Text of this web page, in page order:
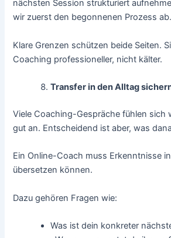
nächsten Session strukturiert
wir zuerst den begonnenen Prozess
Klare Grenzen schützen beide Seiten.
Coaching professioneller, nicht kälter.
Transfer in den Alltag
Viele Coaching-Gespräche fühlen sich
gut an. Entscheidend ist aber, was
Ein Online-Coach muss Erkenntnisse
übersetzen können.
Dazu gehören Fragen wie:
Was ist dein konkreter